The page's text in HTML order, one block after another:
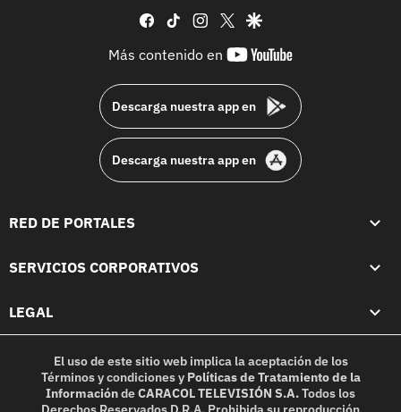
facebook
tiktok instagram
twittergoogle
Más contenido en
youtube-
Descarga nuestra app en
Descarga nuestra app en
RED DE PORTALES
SERVICIOS CORPORATIVOS
LEGAL
El uso de este sitio web implica la aceptación de los
Términos y condicionesy Políticas de Tratamiento de la
InformacióndeCARACOL TELEVISIÓN S.A.Todos los